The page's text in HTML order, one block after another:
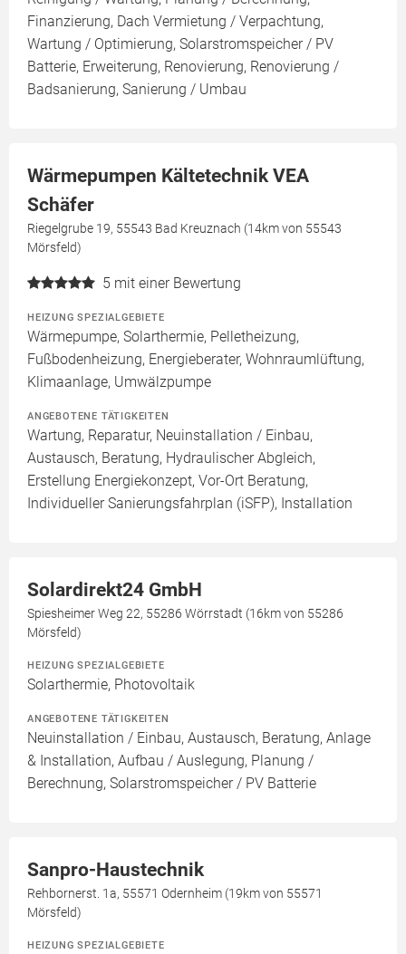
Finanzierung, Dach Vermietung / Verpachtung,
Wartung / Optimierung, Solarstromspeicher / PV
Batterie, Erweiterung, Renovierung, Renovierung /
Badsanierung, Sanierung / Umbau
Wärmepumpen Kältetechnik VEA
Schäfer
Riegelgrube 19, 55543 Bad Kreuznach (14km von 55543
Mörsfeld)
5 mit einer Bewertung
HEIZUNG SPEZIALGEBIETE
Wärmepumpe, Solarthermie, Pelletheizung,
Fußbodenheizung, Energieberater, Wohnraumlüftung,
Klimaanlage, Umwälzpumpe
ANGEBOTENE TÄTIGKEITEN
Wartung, Reparatur, Neuinstallation / Einbau,
Austausch, Beratung, Hydraulischer Abgleich,
Erstellung Energiekonzept, Vor-Ort Beratung,
Individueller Sanierungsfahrplan (iSFP), Installation
Solardirekt24 GmbH
Spiesheimer Weg 22, 55286 Wörrstadt (16km von 55286
Mörsfeld)
HEIZUNG SPEZIALGEBIETE
Solarthermie, Photovoltaik
ANGEBOTENE TÄTIGKEITEN
Neuinstallation / Einbau, Austausch, Beratung, Anlage
& Installation, Aufbau / Auslegung, Planung /
Berechnung, Solarstromspeicher / PV Batterie
Sanpro-Haustechnik
Rehbornerst. 1a, 55571 Odernheim (19km von 55571
Mörsfeld)
HEIZUNG SPEZIALGEBIETE